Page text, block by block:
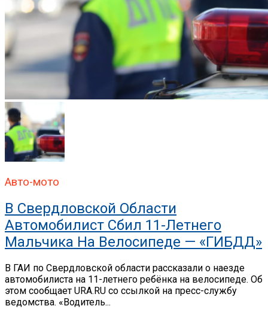
Авто-мото
В Свердловской Области
Автомобилист Сбил 11-Летнего
Мальчика На Велосипеде — «ГИБДД»
В ГАИ по Свердловской области рассказали о наезде
автомобилиста на 11-летнего ребёнка на велосипеде. Об
этом сообщает URA.RU со ссылкой на пресс-службу
ведомства. «Водитель...